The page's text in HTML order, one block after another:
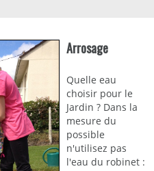
Arrosage
Quelle eau
choisir pour le
Jardin ? Dans la
mesure du
possible
n'utilisez pas
l'eau du robinet :